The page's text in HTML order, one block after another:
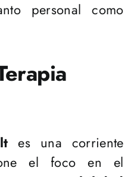
personal como
es una corriente
el foco en el